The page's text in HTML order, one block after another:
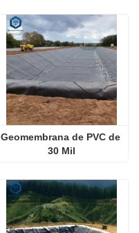
Geomembrana de PVC de
30 Mil